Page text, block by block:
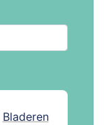
Bladeren